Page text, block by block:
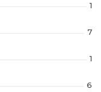
1
7
1
6